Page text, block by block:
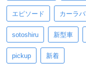
エピソード カーラバ
sotoshiru 新型車
pickup 新着